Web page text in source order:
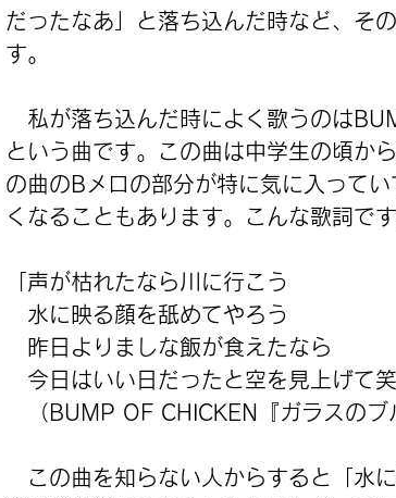
だったなあ」と落ち込んだ時など、そ
す。
私が落ち込んだ時によく歌うのは
という曲です。この曲は中学生の頃か
の曲のBメロの部分が特に気に入って
くなることもあります。こんな歌詞です
「声が枯れたなら川に行こう
水に映る顔を舐めてやろう
昨日よりましな飯が食えたなら
今日はいい日だったと空を見上げて笑
（BUMP OF CHICKEN『ガラスのブ
この曲を知らない人からすると「水